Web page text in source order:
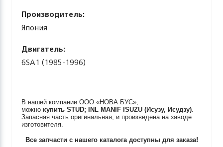
Производитель:
Япония
Двигатель:
6SA1 (1985-1996)
В нашей компании ООО «НОВА БУС»,
можно купитьSTUD; INL MANIF ISUZU (Исузу, Исудзу).
Запасная часть оригинальная, и произведена на заводе
изготовителя.
Все запчасти с нашего каталога доступны для заказа!